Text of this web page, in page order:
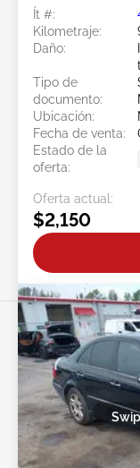
Ít #:
Kilometraje:
Daño:
Tipo de
documento:
Ubicación:
Fecha de venta:
Estado de la
oferta:
Oferta actual:
$2,150